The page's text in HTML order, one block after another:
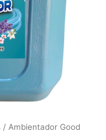
/ Ambientador Good